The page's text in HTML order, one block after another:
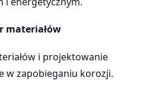
materiałów
i projektowanie
w zapobieganiu korozji.